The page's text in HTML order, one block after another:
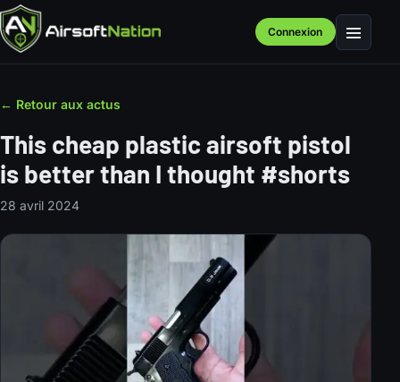
Connexion Menu
← Retour aux actus
This cheap plastic airsoft pistol
is better than I thought #shorts
28 avril 2024